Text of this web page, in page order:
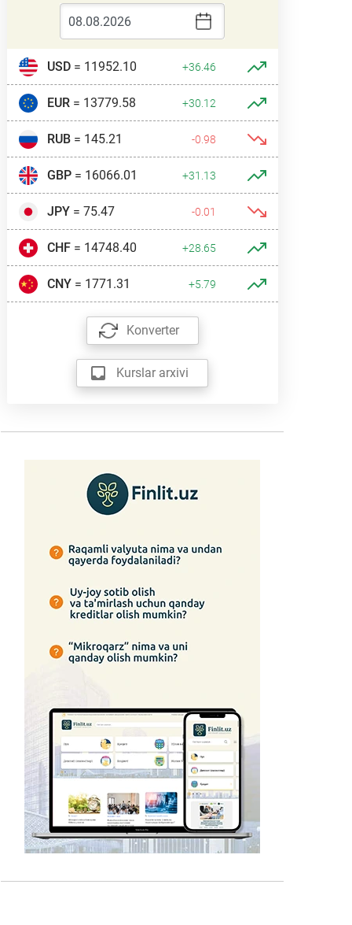
USD= 11952.10 +36.46
EUR= 13779.58 +30.12
RUB= 145.21 -0.98
GBP= 16066.01 +31.13
JPY= 75.47 -0.01
CHF= 14748.40 +28.65
CNY= 1771.31 +5.79
Konverter
Kurslar arxivi